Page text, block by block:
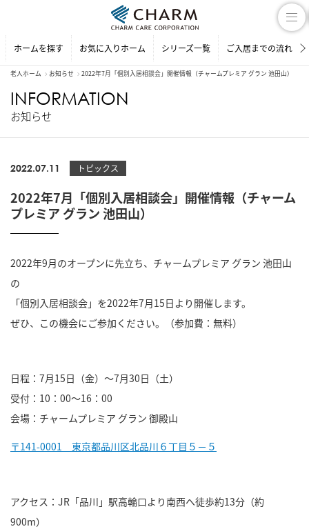
ホームを探す お気に入りホーム シリーズ一覧 ご入居までの流れ
老人ホーム お知らせ 2022年7月「個別入居相談会」開催情報（チャームプレミア グラン 池田山）
INFORMATION
お知らせ
2022.07.11 トピックス
2022年7月「個別入居相談会」開催情報（チャーム
プレミア グラン 池田山）
2022年9月のオープンに先立ち、チャームプレミア グラン 池田山
の
「個別入居相談会」を2022年7月15日より開催します。
ぜひ、この機会にご参加ください。（参加費：無料）
日程：7月15日（金）～7月30日（土）
受付：10：00～16：00
会場：チャームプレミア グラン 御殿山
〒141-0001 東京都品川区北品川６丁目５－５
アクセス：JR「品川」駅高輪口より南西へ徒歩約13分（約
900m）